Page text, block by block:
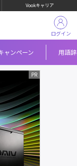
Vookキャリア
ャンペーン 用語
ログイン